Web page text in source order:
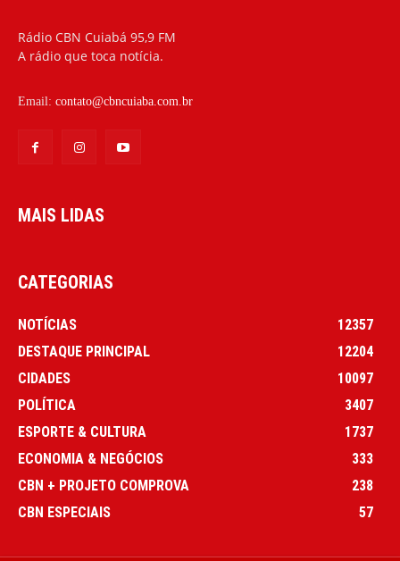
Rádio CBN Cuiabá 95,9 FM
A rádio que toca notícia.
Email: contato@cbncuiaba.com.br
MAIS LIDAS
CATEGORIAS
NOTÍCIAS
12357
DESTAQUE PRINCIPAL
12204
CIDADES
10097
POLÍTICA
3407
ESPORTE & CULTURA
1737
ECONOMIA & NEGÓCIOS
333
CBN + PROJETO COMPROVA
238
CBN ESPECIAIS
57